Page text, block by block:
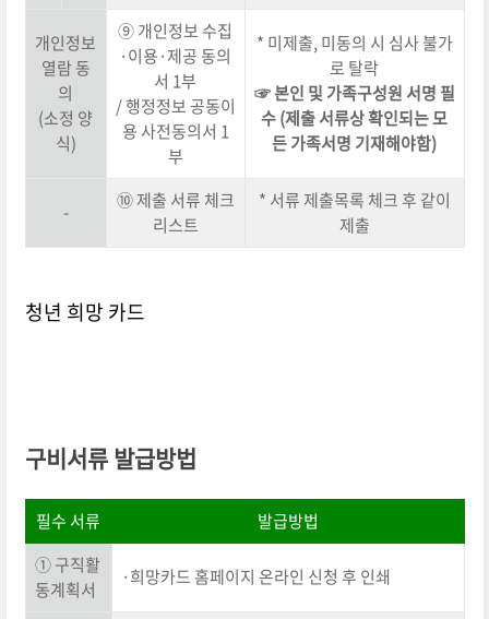
개인정보
열람 동
의
(소정 양
식)
⑨ 개인정보 수집
·이용·제공 동의
서 1부
/ 행정정보 공동이
용 사전동의서 1
부
* 미제출, 미동의 시 심사 불가
로 탈락
☞ 본인 및 가족구성원 서명 필
수 (제출 서류상 확인되는 모
든 가족서명 기재해야함)
-
⑩ 제출 서류 체크
리스트
* 서류 제출목록 체크 후 같이
제출
청년 희망 카드
구비서류 발급방법
필수 서류
발급방법
① 구직활
동계획서
·희망카드 홈페이지 온라인 신청 후 인쇄